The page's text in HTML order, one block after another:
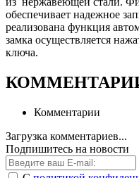
обеспечивает надежное
реализована функция
замка осуществляется
ключа.
Комментарии
Загрузка комментариев...
Подпишитесь на новости